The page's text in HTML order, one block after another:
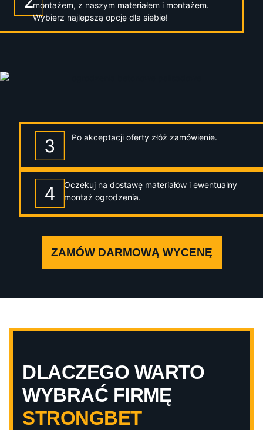
montażem, z naszym materiałem i montażem.
Wybierz najlepszą opcję dla siebie!
Po akceptacji oferty złóż zamówienie.
Oczekuj na dostawę materiałów i ewentualny
montaż ogrodzenia.
ZAMÓW DARMOWĄ WYCENĘ
DLACZEGO WARTO
WYBRAĆ FIRMĘ
STRONGBET